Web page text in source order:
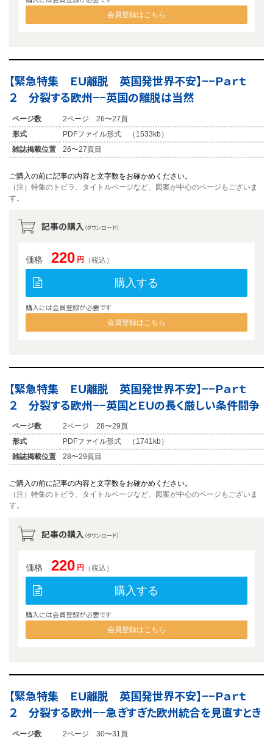
会員登録はこちら
【緊急特集 ＥＵ離脱 英国発世界不安】−−Ｐａｒｔ
２ 分裂する欧州−−英国の離脱は当然
ページ数
2ページ 26〜27頁
形式
PDFファイル形式 （1533kb）
雑誌掲載位置
26〜27頁目
ご購入の前に記事の内容と文字数をお確かめください。
（注）特集のトビラ、タイトルページなど、図案が中心のページもございま
す。
記事の購入 （ダウンロード）
価格 220 円 （税込）
購入する
購入には会員登録が必要です
会員登録はこちら
【緊急特集 ＥＵ離脱 英国発世界不安】−−Ｐａｒｔ
２ 分裂する欧州−−英国とＥＵの長く厳しい条件闘争
ページ数
2ページ 28〜29頁
形式
PDFファイル形式 （1741kb）
雑誌掲載位置
28〜29頁目
ご購入の前に記事の内容と文字数をお確かめください。
（注）特集のトビラ、タイトルページなど、図案が中心のページもございま
す。
記事の購入 （ダウンロード）
価格 220 円 （税込）
購入する
購入には会員登録が必要です
会員登録はこちら
【緊急特集 ＥＵ離脱 英国発世界不安】−−Ｐａｒｔ
２ 分裂する欧州−−急ぎすぎた欧州統合を見直すとき
ページ数 2ページ 30〜31頁